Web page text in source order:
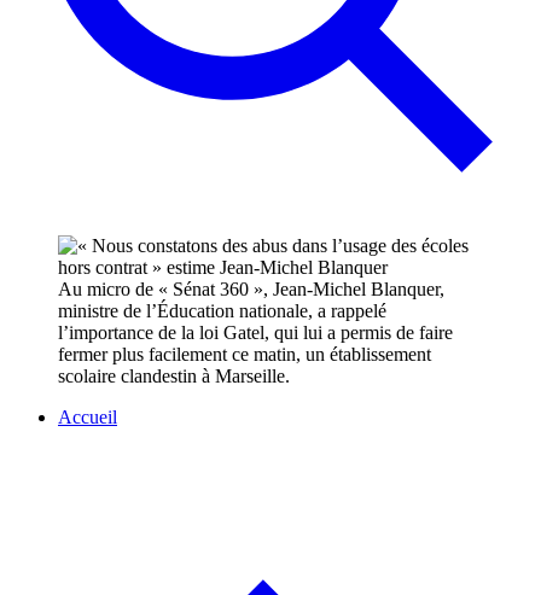
Au micro de « Sénat 360 », Jean-Michel Blanquer,
ministre de l’Éducation nationale, a rappelé
l’importance de la loi Gatel, qui lui a permis de faire
fermer plus facilement ce matin, un établissement
scolaire clandestin à Marseille.
Accueil